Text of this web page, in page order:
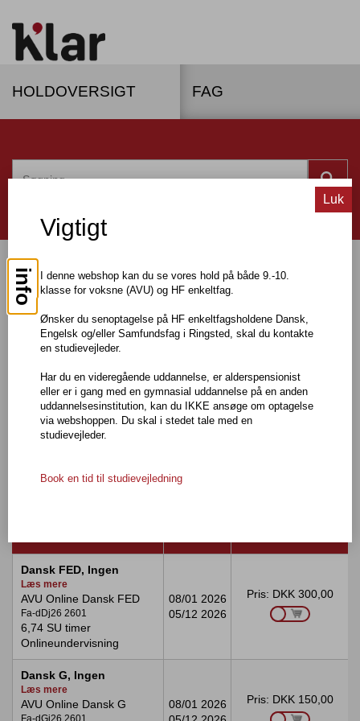
HOLDOVERSIGT FAG
Dagundervisning
Onlineundervisning
Uddannelsestype
Fag
HF & VUC Klar - Slagelse
viser
hold
for
en
specifik
hver
kolonne
vises
Dansk FED, Ingen
Læs mere
AVU Online Dansk FED
Fa-dDj26 2601
6,74 SU timer
Onlineundervisning
08/01 2026
05/12 2026
Pris: DKK 300,00
Dansk G, Ingen
Læs mere
AVU Online Dansk G
Fa-dGj26 2601
08/01 2026
Pris: DKK 150,00
info
Vigtigt
I denne webshop kan du se vores hold på både 9.-10.
klasse for voksne (AVU) og HF enkeltfag.
Ønsker du senoptagelse på HF enkeltfagsholdene Dansk,
Engelsk og/eller Samfundsfag i Ringsted, skal du kontakte
en studievejleder.
Har du en videregående uddannelse, er alderspensionist
eller er i gang med en gymnasial uddannelse på en anden
uddannelsesinstitution, kan du IKKE ansøge om optagelse
via webshoppen. Du skal i stedet tale med en
studievejleder.
Book en tid til studievejledning
Luk